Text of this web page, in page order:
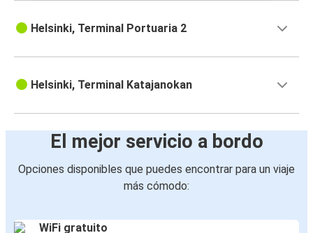
Helsinki, Terminal Portuaria 2
Helsinki, Terminal Katajanokan
El mejor servicio a bordo
Opciones disponibles que puedes encontrar para un viaje
más cómodo:
WiFi gratuito